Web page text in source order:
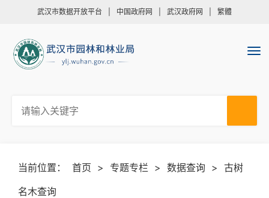
武汉市数据开放平台 中国政府网 武汉政府网 繁體
当前位置： 首页 > 专题专栏 > 数据查询 > 古树
名木查询